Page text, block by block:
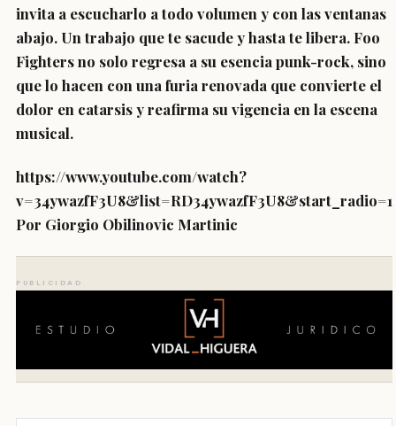
invita a escucharlo a todo volumen y con las ventanas
abajo. Un trabajo que te sacude y hasta te libera. Foo
Fighters no solo regresa a su esencia punk-rock, sino
que lo hacen con una furia renovada que convierte el
dolor en catarsis y reafirma su vigencia en la escena
musical.
https://www.youtube.com/watch?
v=34ywazfF3U8&list=RD34ywazfF3U8&start_radio=1
Por Giorgio Obilinovic Martinic
PUBLICIDAD